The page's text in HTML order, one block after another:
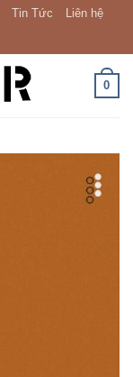
Tin Tức
Liên hệ
0